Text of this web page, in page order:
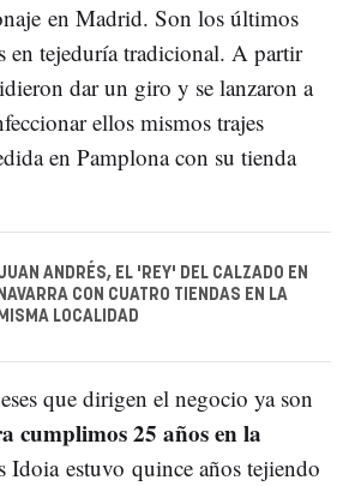
en Madrid. Son los últimos
en tejeduría tradicional. A partir
dar un giro y se lanzaron a
ellos mismos trajes
en Pamplona con su tienda
ANDRÉS, EL 'REY' DEL CALZADO EN
NAVARRA CON CUATRO TIENDAS EN LA
MISMA LOCALIDAD
que dirigen el negocio ya son
cumplimos 25 años en la
Idoia estuvo quince años tejiendo